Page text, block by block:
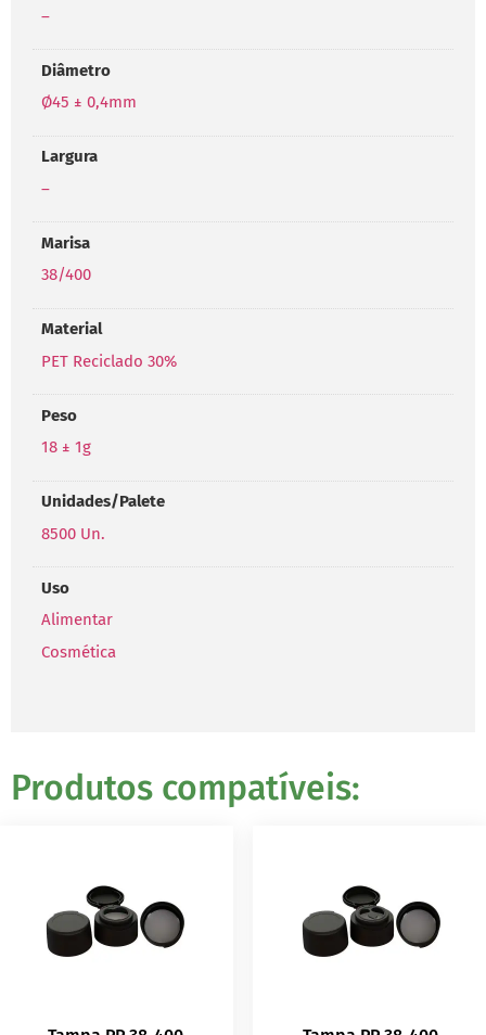
–
Diâmetro
Ø45 ± 0,4mm
Largura
–
Marisa
38/400
Material
PET Reciclado 30%
Peso
18 ± 1g
Unidades/Palete
8500 Un.
Uso
Alimentar
Cosmética
Produtos compatíveis: